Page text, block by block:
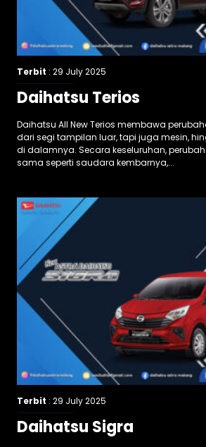
Terbit : 29 July 2025
Daihatsu Terios
Daihatsu All New Terios membawa
dari segi tampilan luar, tapi juga mesin,
di dalamnya. Secara keseluruhan,
sama seperti saudara kembarnya,...
Terbit : 29 July 2025
Daihatsu Sigra